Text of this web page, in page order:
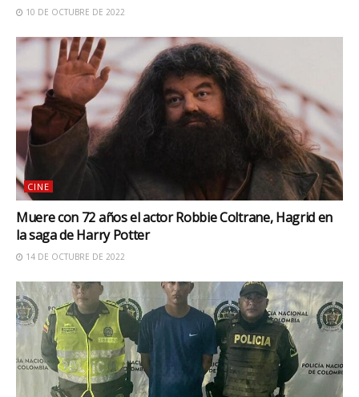
10 DE OCTUBRE DE 2022
CINE
Muere con 72 años el actor Robbie Coltrane, Hagrid en
la saga de Harry Potter
14 DE OCTUBRE DE 2022